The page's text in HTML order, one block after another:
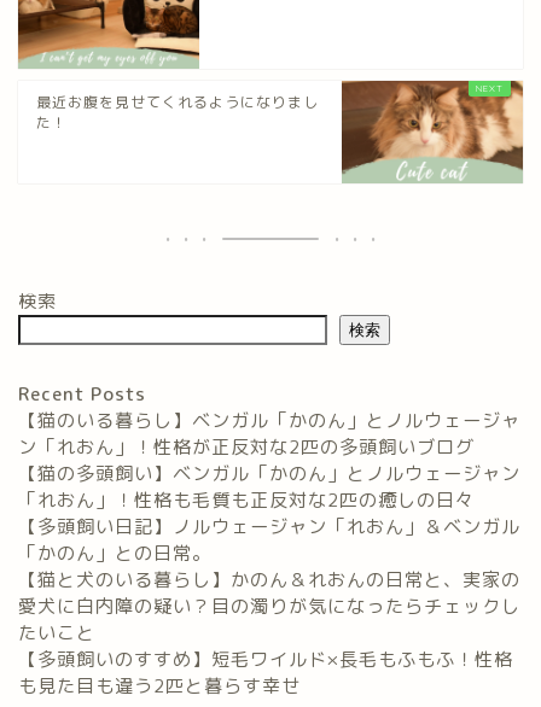
最近お腹を見せてくれるようになりまし
た！
検索
検索
Recent Posts
【猫のいる暮らし】ベンガル「かのん」とノルウェージャ
ン「れおん」！性格が正反対な2匹の多頭飼いブログ
【猫の多頭飼い】ベンガル「かのん」とノルウェージャン
「れおん」！性格も毛質も正反対な2匹の癒しの日々
【多頭飼い日記】ノルウェージャン「れおん」＆ベンガル
「かのん」との日常。
【猫と犬のいる暮らし】かのん＆れおんの日常と、実家の
愛犬に白内障の疑い？目の濁りが気になったらチェックし
たいこと
【多頭飼いのすすめ】短毛ワイルド×長毛もふもふ！性格
も見た目も違う2匹と暮らす幸せ